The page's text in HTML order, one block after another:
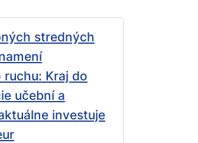
stredných
Kraj do
učební a
investuje